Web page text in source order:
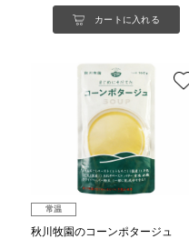
カートに入れる
常温
秋川牧園のコーンポタージュ